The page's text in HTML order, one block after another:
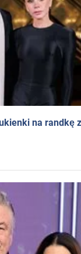
na randkę